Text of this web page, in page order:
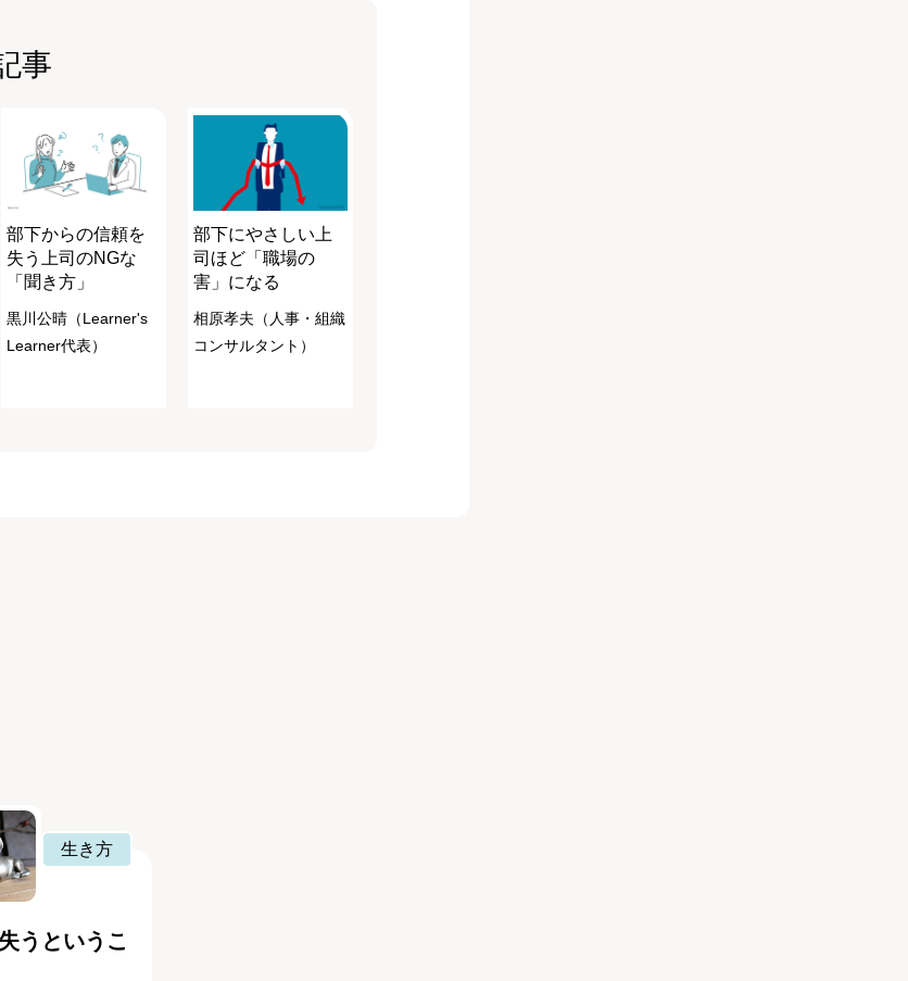
事
部下からの信頼を
失う上司のNGな
「聞き方」
黒川公晴（Learner's
Learner代表）
部下にやさしい上
司ほど「職場の
害」になる
相原孝夫（人事・組織
コンサルタント）
生き方
うというこ